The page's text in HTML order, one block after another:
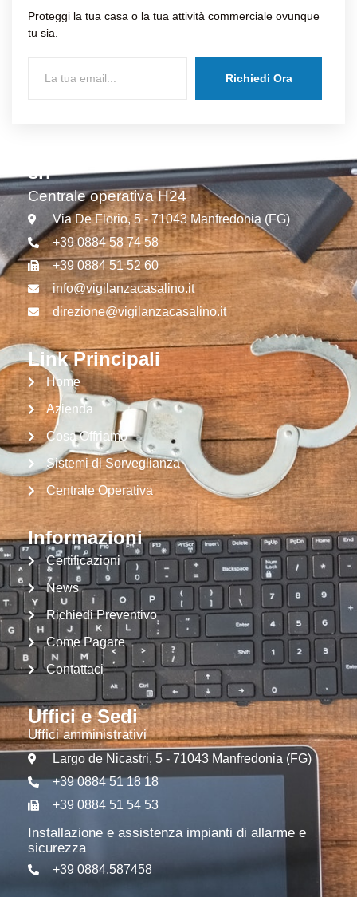
Proteggi la tua casa o la tua attività commerciale ovunque
tu sia.
Richiedi Ora
srl
Centrale operativa H24
Via De Florio, 5 - 71043 Manfredonia (FG)
+39 0884 58 74 58
+39 0884 51 52 60
info@vigilanzacasalino.it
direzione@vigilanzacasalino.it
Link Principali
Home
Azienda
Cosa Offriamo
Sistemi di Sorveglianza
Centrale Operativa
Informazioni
Certificazioni
News
Richiedi Preventivo
Come Pagare
Contattaci
Uffici e Sedi
Uffici amministrativi
Largo de Nicastri, 5 - 71043 Manfredonia (FG)
+39 0884 51 18 18
+39 0884 51 54 53
Installazione e assistenza impianti di allarme e
sicurezza
+39 0884.587458